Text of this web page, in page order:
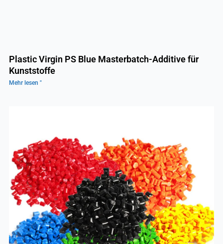
Plastic Virgin PS Blue Masterbatch-Additive für
Kunststoffe
Mehr lesen "